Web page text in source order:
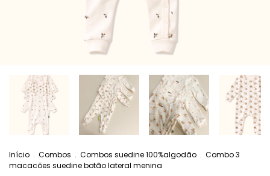
Início . Combos . Combos suedine 100%algodão . Combo 3
macacões suedine botão lateral menina